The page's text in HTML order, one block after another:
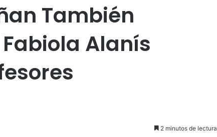
También
Alanís
2 minutos de lectura